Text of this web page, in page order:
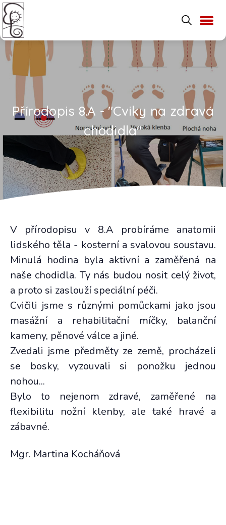
Přírodopis 8.A - "Cviky na zdravá
chodidla"
V přírodopisu v 8.A probíráme anatomii
lidského těla - kosterní a svalovou soustavu.
Minulá hodina byla aktivní a zaměřená na
naše chodidla. Ty nás budou nosit celý život,
a proto si zaslouží speciální péči.
Cvičili jsme s různými pomůckami jako jsou
masážní a rehabilitační míčky, balanční
kameny, pěnové válce a jiné.
Zvedali jsme předměty ze země, procházeli
se bosky, vyzouvali si ponožku jednou
nohou...
Bylo to nejenom zdravé, zaměřené na
flexibilitu nožní klenby, ale také hravé a
zábavné.
Mgr. Martina Kocháňová